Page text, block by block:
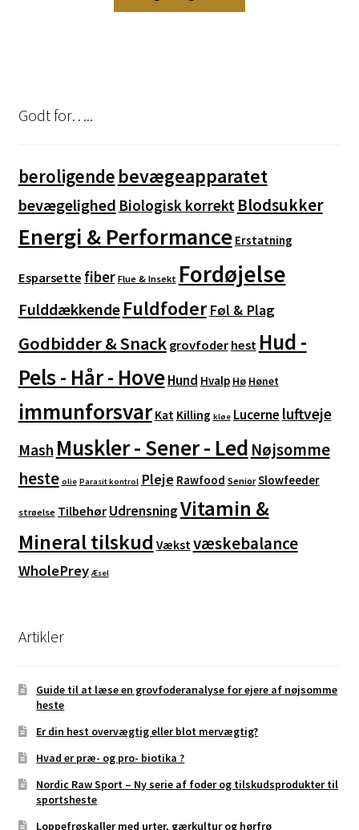
749,00 kr.
Godt for…..
beroligende bevægeapparatet
bevægelighed Biologisk korrekt Blodsukker
Energi & Performance Erstatning
Esparsette fiber Flue & Insekt Fordøjelse
Fulddækkende Fuldfoder Føl & Plag
Godbidder & Snack grovfoder hest Hud -
Pels - Hår - HoveHund Hvalp Hø Hønet
immunforsvar Kat Killing kløe Lucerne luftveje
Mash Muskler - Sener - Led Nøjsomme
heste olie Parasit kontrol Pleje Rawfood Senior Slowfeeder
strøelse Tilbehør UdrensningVitamin &
Mineral tilskud Vækstvæskebalance
WholePrey Æsel
Artikler
Guide til at læse en grovfoderanalyse for ejere af nøjsomme
heste
Er din hest overvægtig eller blot mervægtig?
Hvad er præ- og pro- biotika ?
Nordic Raw Sport – Ny serie af foder og tilskudsprodukter til
sportsheste
Loppefrøskaller med urter, gærkultur og hørfrø